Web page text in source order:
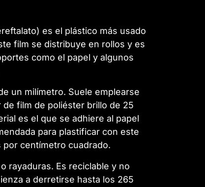
es el plástico más usado
film se distribuye en rollos y es
como el papel y algunos
un milímetro. Suele emplearse
film de poliéster brillo de 25
es el que se adhiere al papel
para plastificar con este
por centímetro cuadrado.
rayaduras. Es reciclable y no
a derretirse hasta los 265